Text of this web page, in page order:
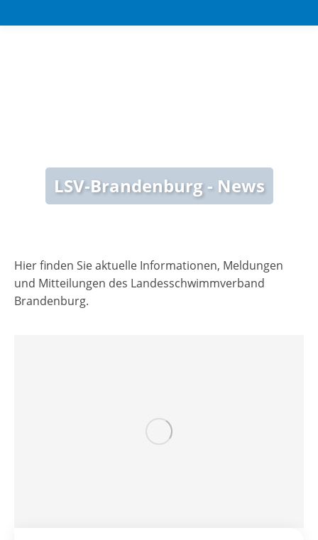
LSV-Brandenburg - News
Hier finden Sie aktuelle Informationen, Meldungen
und Mitteilungen des Landesschwimmverband
Brandenburg.